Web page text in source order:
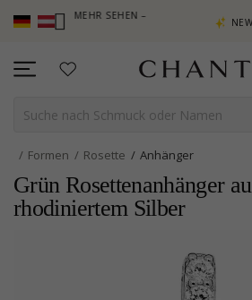
MEHR SEHEN –
HIER
NEW
Formen Rosette Anhänger
Grün Rosettenanhänger
rhodiniertem Silber